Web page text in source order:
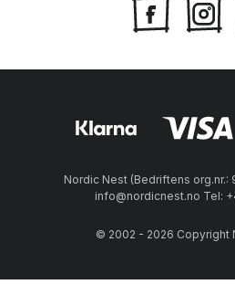
Nordic Nest (Bedriftens org.nr.:
info@nordicnest.no Tel:
© 2002 - 2026 Copyright